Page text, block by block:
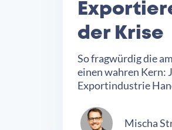
der Krise
So fragwürdig die
einen wahren Kern:
Exportindustrie
Mischa